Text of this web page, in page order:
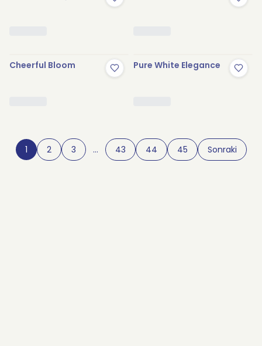
Cheerful Bloom Pure White Elegance
1 2 3 … 43 44 45 Sonraki